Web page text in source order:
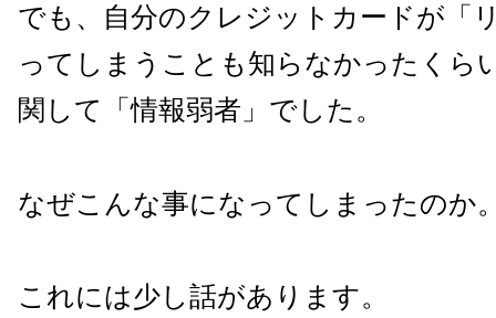
でも、自分のクレジットカードが「
ってしまうことも知らなかったくら
関して「情報弱者」でした。
なぜこんな事になってしまったのか
これには少し話があります。